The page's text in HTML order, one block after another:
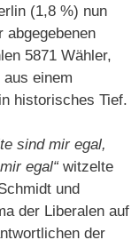
(1,8 %) nun
abgegebenen
5871 Wähler,
einem
historisches Tief.
sind mir egal,
egal“ witzelte
und
der Liberalen auf
der